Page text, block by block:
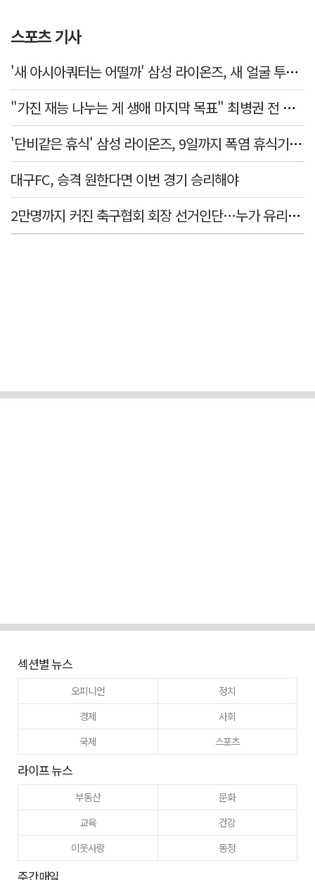
스포츠 기사
'새 아시아쿼터는 어떨까' 삼성 라이온즈, 새 얼굴 투수 미야모리 영입
"가진 재능 나누는 게 생애 마지막 목표" 최병권 전 대구체고 복싱 감독
'단비같은 휴식' 삼성 라이온즈, 9일까지 폭염 휴식기에 재정비
대구FC, 승격 원한다면 이번 경기 승리해야
2만명까지 커진 축구협회 회장 선거인단…누가 유리할까
섹션별 뉴스
오피니언
정치
경제
사회
국제
스포츠
라이프 뉴스
부동산
문화
교육
건강
이웃사랑
동정
주간매일